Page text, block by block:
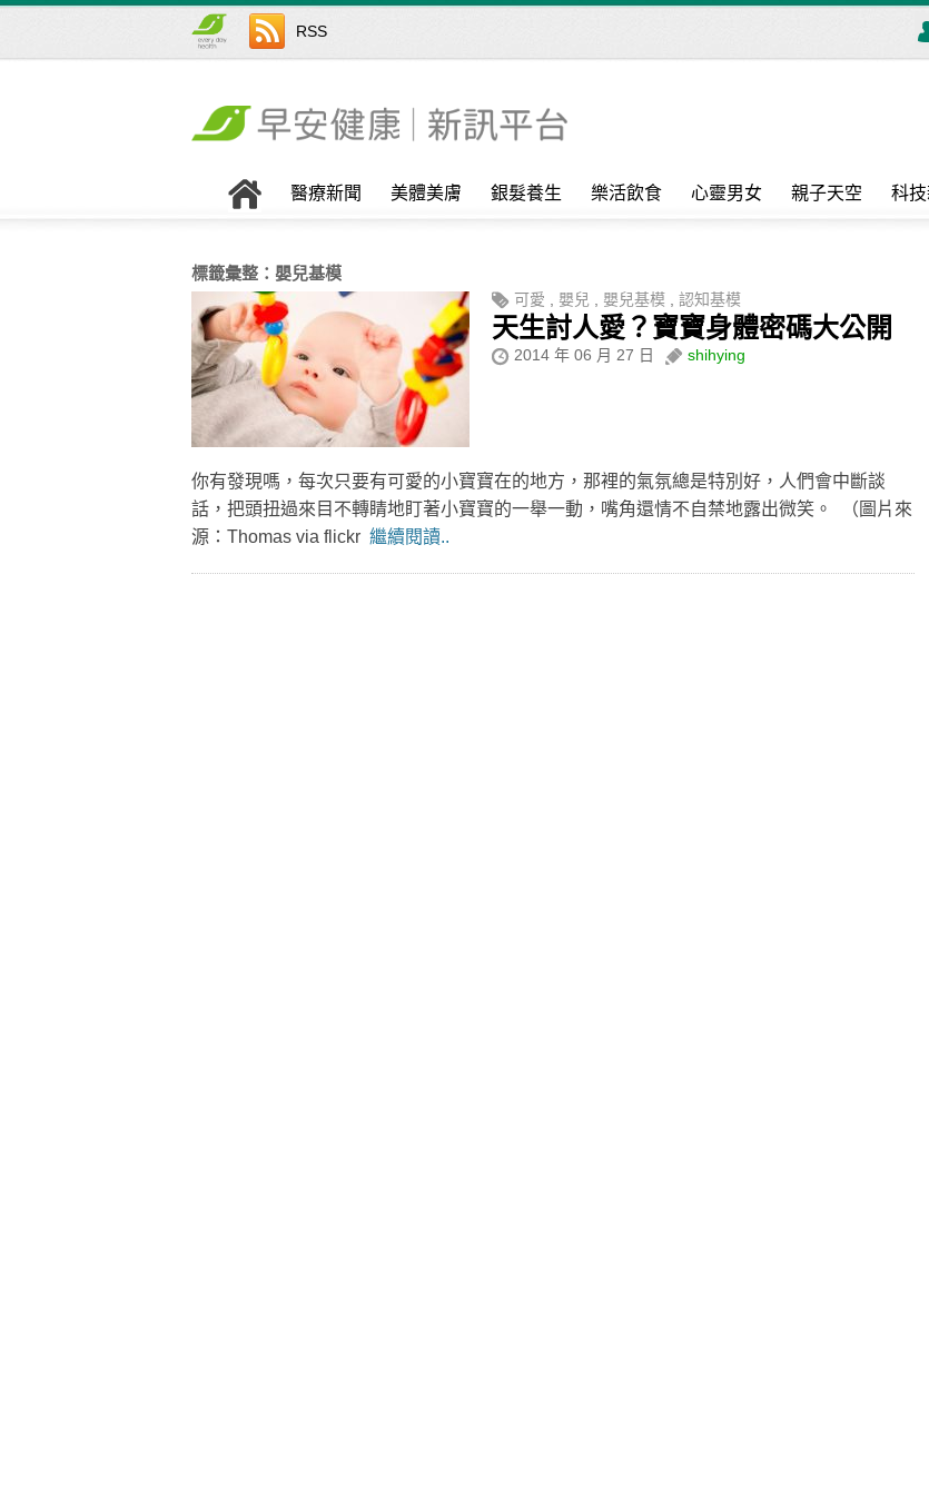
RSS
醫療新聞 美體美膚 銀髮養生 樂活飲食 心靈男女 親子天空 科
標籤彙整： 嬰兒基模
可愛 嬰兒 嬰兒基模 認知基模
天生討人愛？寶寶身體密碼大公開
2014 年 06 月 27 日 shihying
你有發現嗎，每次只要有可愛的小寶寶在的地方，那裡的氣氛總是特別好，人們會中斷談
話，把頭扭過來目不轉睛地盯著小寶寶的一舉一動，嘴角還情不自禁地露出微笑。 （圖片來
源：Thomas via flickr 繼續閱讀..